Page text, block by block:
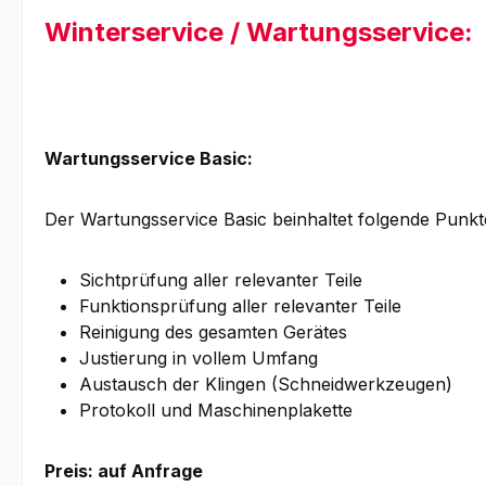
Winterservice / Wartungsservice:
Wartungsservice Basic:
Der Wartungsservice Basic beinhaltet folgende
Sichtprüfung aller relevanter Teile
Funktionsprüfung aller relevanter Teile
Reinigung des gesamten Gerätes
Justierung in vollem Umfang
Austausch der Klingen (Schneidwerkzeugen)
Protokoll und Maschinenplakette
Preis: auf Anfrage